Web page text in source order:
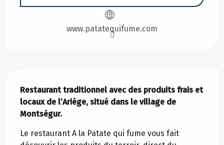
www.patatequifume.com
Restaurant traditionnel avec des produits frais et
locaux de l’Ariège, situé dans le village de
Montségur.
Le restaurant A la Patate qui fume vous fait